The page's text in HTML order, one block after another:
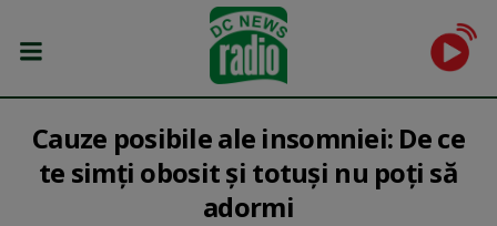
Cauze posibile ale insomniei: De ce
te simți obosit și totuși nu poți să
adormi